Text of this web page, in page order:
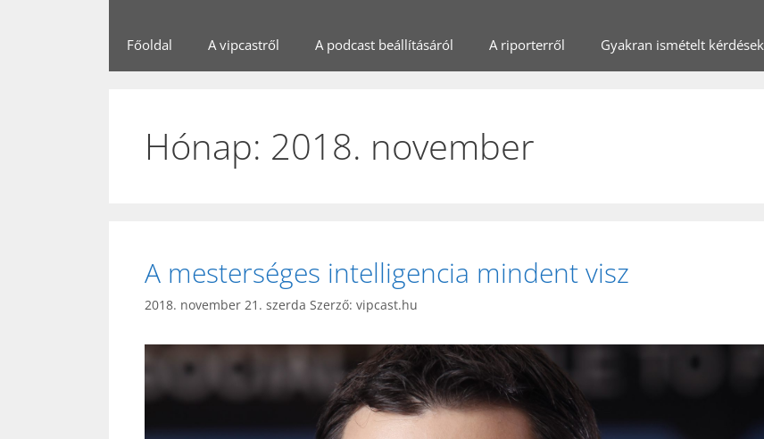
Főoldal A vipcastről A podcast beállításáról A riporterről Gyakran ismételt kérdések
Hónap: 2018. november
A mesterséges intelligencia mindent visz
2018. november 21. szerda Szerző: vipcast.hu